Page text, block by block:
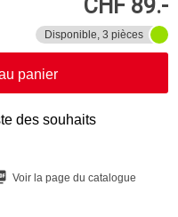
CHF 89.-
Disponible, 3 pièces
panier
des souhaits
Voir la page du catalogue